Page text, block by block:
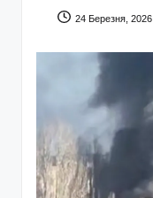
24 Березня, 2026